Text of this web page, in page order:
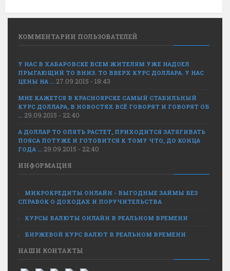
КОММЕНТАРИИ ПОЛЬЗОВАТЕЛЕЙ
У НАС В ХАБАРОВСКЕ ВСЕМ ЖИТЕЛЯМ УЖЕ НАДОЕЛ
ПРЫГАЮЩИЙ ТО ВНИЗ. ТО ВВЕРХ КУРС ДОЛЛАРА. У НАС
ЦЕНЫ НА ... 27.09.2015 - 18:43
МНЕ КАЖЕТСЯ В КРАСНОЯРСКЕ САМЫЙ СТАБИЛЬНЫЙ
КУРС ДОЛЛАРА, В НОВОСТЯХ ВСЁ ГОВОРЯТ И ГОВОРЯТ ОБ
... 29.09.2015 - 22:40
А ДОЛЛАР ТО ОПЯТЬ РАСТЕТ, ПРИХОДИТСЯ ЗАТЯГИВАТЬ
ПОЯСА ПОТУЖЕ И ГОТОВИТСЯ К ТОМУ ЧТО, ДО КОНЦА
ГОДА ... 29.09.2015 - 22:40
ИНФОРМАЦИЯ
МИКРОКРЕДИТЫ ОНЛАЙН - ВЫГОДНЫЕ ЗАЙМЫ БЕЗ
СПРАВОК О ДОХОДАХ И ПОРУЧИТЕЛЬСТВА
КУРСЫ ВАЛЮТЫ ОНЛАЙН В РЕАЛЬНОМ ВРЕМЕНИ
БИРЖЕВОЙ КУРС ВАЛЮТ В РЕАЛЬНОМ ВРЕМЕНИ
НАШИ КОНТАКТЫ